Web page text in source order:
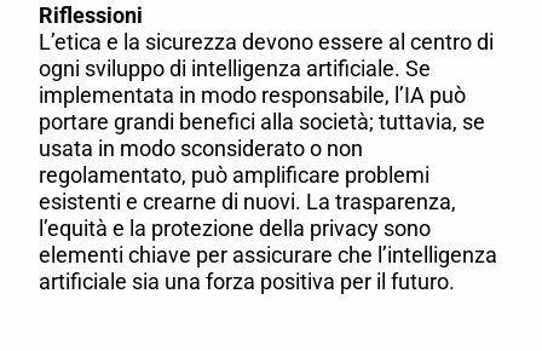
Riflessioni
L’etica e la sicurezza devono essere al centro di
ogni sviluppo di intelligenza artificiale. Se
implementata in modo responsabile, l’IA può
portare grandi benefici alla società; tuttavia, se
usata in modo sconsiderato o non
regolamentato, può amplificare problemi
esistenti e crearne di nuovi. La trasparenza,
l’equità e la protezione della privacy sono
elementi chiave per assicurare che l’intelligenza
artificiale sia una forza positiva per il futuro.